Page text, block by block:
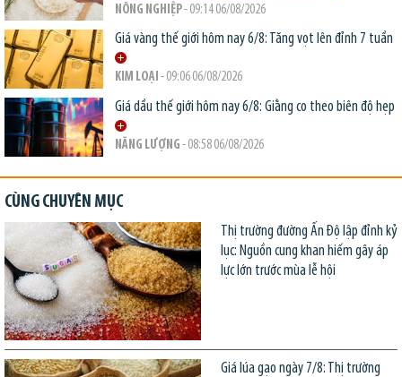
NÔNG NGHIỆP- 09:14 06/08/2026
Giá vàng thế giới hôm nay 6/8: Tăng vọt lên đỉnh 7 tuần
KIM LOẠI - 09:06 06/08/2026
Giá dầu thế giới hôm nay 6/8: Giằng co theo biên độ hẹp
NĂNG LƯỢNG - 08:58 06/08/2026
CÙNG CHUYÊN MỤC
Thị trường đường Ấn Độ lập đỉnh kỷ
lục: Nguồn cung khan hiếm gây áp
lực lớn trước mùa lễ hội
Giá lúa gạo ngày 7/8: Thị trường